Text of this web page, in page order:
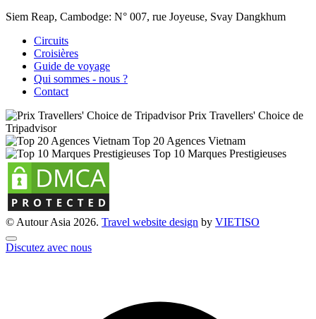
Siem Reap, Cambodge: N° 007, rue Joyeuse, Svay Dangkhum
Circuits
Croisières
Guide de voyage
Qui sommes - nous ?
Contact
Prix Travellers' Choice de
Tripadvisor
Top 20 Agences Vietnam
Top 10 Marques Prestigieuses
© Autour Asia 2026. Travel website design by VIETISO
Discutez avec nous